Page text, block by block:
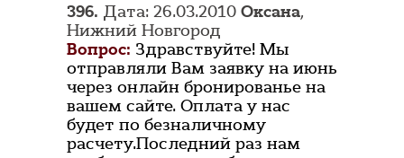
396. Дата: 26.03.2010 Оксана,
Нижний Новгород
Вопрос: Здравствуйте! Мы
отправляли Вам заявку на июнь
через онлайн бронированье на
вашем сайте. Оплата у нас
будет по безналичному
расчету.Последний раз нам